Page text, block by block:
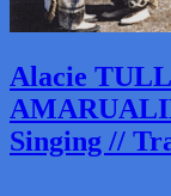
Alacie
Singing //